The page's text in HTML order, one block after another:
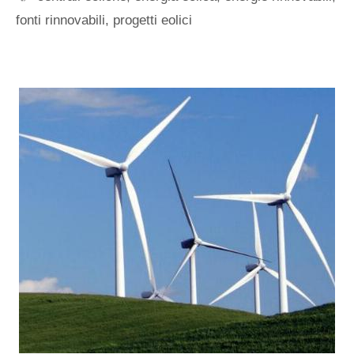
fonti rinnovabili, progetti eolici